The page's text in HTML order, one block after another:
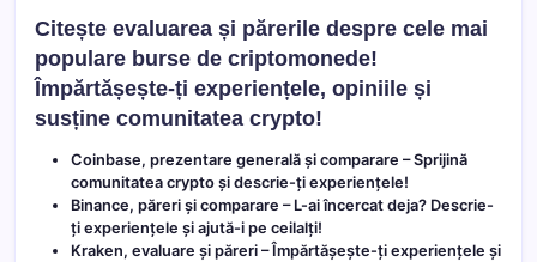
Citește evaluarea și părerile despre cele mai
populare burse de criptomonede!
Împărtășește-ți experiențele, opiniile și
susține comunitatea crypto!
Coinbase, prezentare generală și comparare – Sprijină
comunitatea crypto și descrie-ți experiențele!
Binance, păreri și comparare – L-ai încercat deja? Descrie-
ți experiențele și ajută-i pe ceilalți!
Kraken, evaluare și păreri – Împărtășește-ți experiențele și